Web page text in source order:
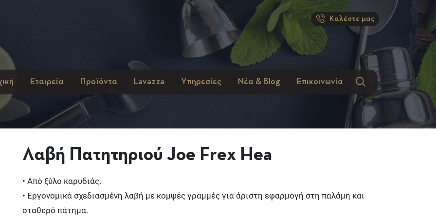
Καλέστε μας
Εταιρεία Προϊόντα Lavazza Υπηρεσίες Νέα & Blog Επικοινωνία
Λαβή Πατητηριού Joe Frex Hea
• Από ξύλο καρυδιάς.
• Εργονομικά σχεδιασμένη λαβή με κομψές γραμμές για άριστη εφαρμογή στη παλάμη και
σταθερό πάτημα.